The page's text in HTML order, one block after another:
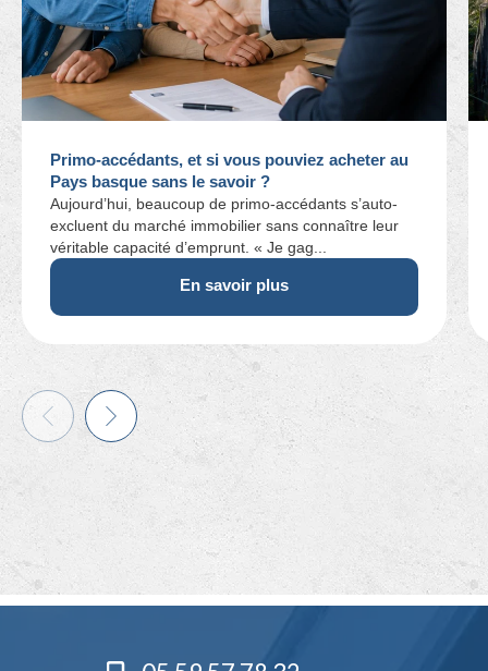
Primo-accédants, et si vous pouviez acheter au
Pays basque sans le savoir ?
Aujourd’hui, beaucoup de primo-accédants s’auto-
excluent du marché immobilier sans connaître leur
véritable capacité d’emprunt. « Je gag...
En savoir plus